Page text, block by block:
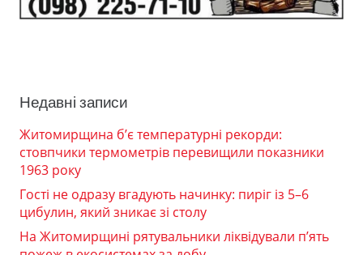
Недавні записи
Житомирщина б’є температурні рекорди:
стовпчики термометрів перевищили показники
1963 року
Гості не одразу вгадують начинку: пиріг із 5–6
цибулин, який зникає зі столу
На Житомирщині рятувальники ліквідували п’ять